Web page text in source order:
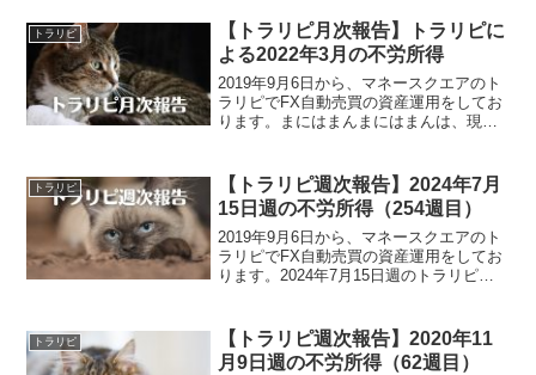
トラリピ
【トラリピ月次報告】トラリピに
よる2022年3月の不労所得
2019年9月6日から、マネースクエアのト
ラリピでFX自動売買の資産運用をしてお
ります。まにはまんまにはまんは、現
得ております！さて、トラリピによる2...
トラリピ
【トラリピ週次報告】2024年7月
15日週の不労所得（254週目）
2019年9月6日から、マネースクエアのト
ラリピでFX自動売買の資産運用をしてお
ります。2024年7月15日週のトラリピに
は、-2,073,847円でございました。...
トラリピ
【トラリピ週次報告】2020年11
月9日週の不労所得（62週目）